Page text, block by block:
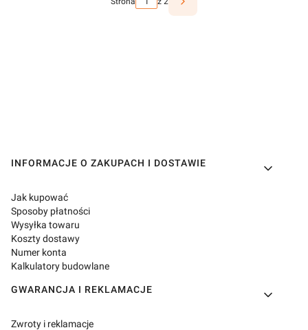
Linki w stopce
INFORMACJE O ZAKUPACH I DOSTAWIE
Jak kupować
Sposoby płatności
Wysyłka towaru
Koszty dostawy
Numer konta
Kalkulatory budowlane
GWARANCJA I REKLAMACJE
Zwroty i reklamacje